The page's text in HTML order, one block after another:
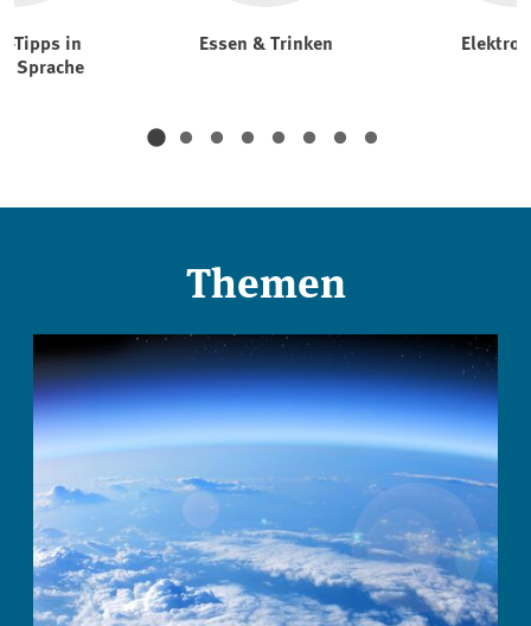
Tipps in
Sprache
Essen & Trinken
Themen